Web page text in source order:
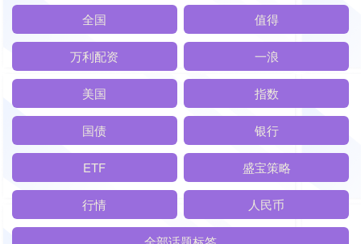
全国 值得
万利配资 一浪
美国 指数
国债 银行
ETF 盛宝策略
行情 人民币